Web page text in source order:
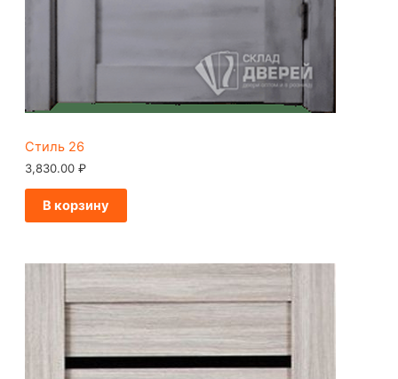
Стиль 26
3,830.00 ₽
В корзину